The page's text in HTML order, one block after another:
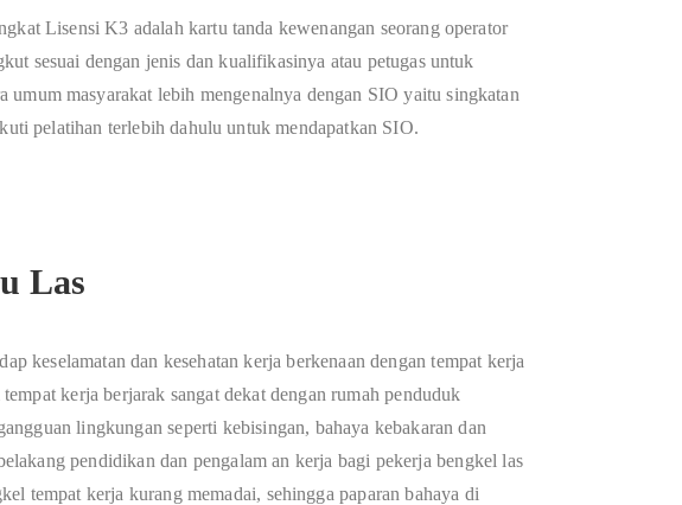
Lisensi K3 adalah kartu tanda kewenangan seorang operator
sesuai dengan jenis dan kualifikasinya atau petugas untuk
umum masyarakat lebih mengenalnya dengan SIO yaitu singkatan
pelatihan terlebih dahulu untuk mendapatkan SIO.
Las
dap keselamatan dan kesehatan kerja berkenaan dengan tempat kerja
tempat kerja berjarak sangat dekat dengan rumah penduduk
angguan lingkungan seperti kebisingan, bahaya kebakaran dan
elakang pendidikan dan pengalam an kerja bagi pekerja bengkel las
kel tempat kerja kurang memadai, sehingga paparan bahaya di